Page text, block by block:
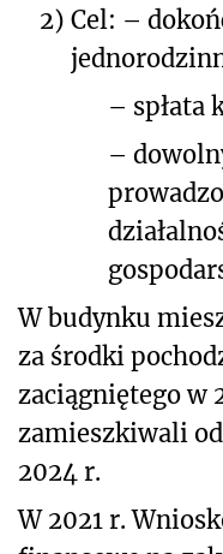
2) Cel: –
– spłata
–
W budynku
za środki
zaciągniętego w
zamieszkiwali
2024 r.
W 2021 r.